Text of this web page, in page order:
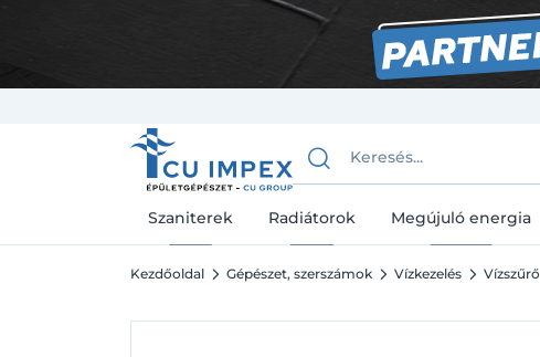
Szaniterek Radiátorok Megújuló energia
Kezdőoldal Gépészet, szerszámok Vízkezelés Vízszűrő